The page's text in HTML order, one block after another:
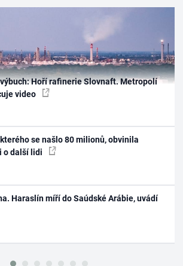
Hoří rafinerie Slovnaft. Metropolí
video
se našlo 80 milionů, obvinila
o další lidi
Haraslín míří do Saúdské Arábie, uvádí